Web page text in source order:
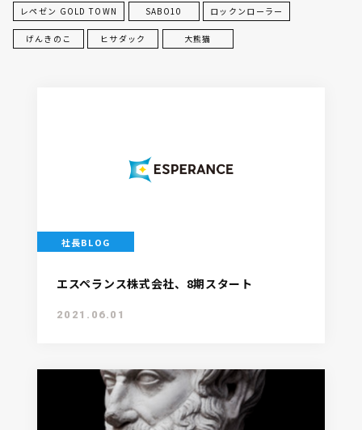
レペゼン GOLD TOWN SABO10 ロックンローラー
げんきのこ ヒサダック 大熊猫
社長BLOG
エスペランス株式会社、8期スタート
2021.06.01